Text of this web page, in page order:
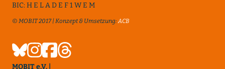
BIC: H E L A D E F 1 W E M
© MOBIT 2017 | Konzept & Umsetzung:ACB
MOBIT e.V. |